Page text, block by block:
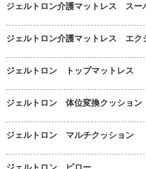
ジェルトロン介護マットレス スー
ジェルトロン介護マットレス エク
ジェルトロン トップマットレス
ジェルトロン 体位変換クッション
ジェルトロン マルチクッション
ジェルトロン ピロー